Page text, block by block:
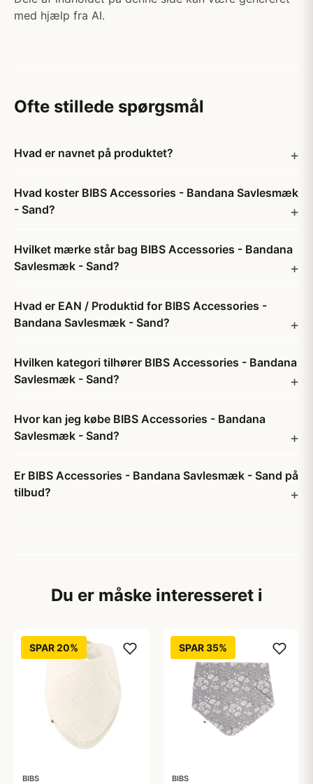
med hjælp fra AI.
Ofte stillede spørgsmål
Hvad er navnet på produktet?
Hvad koster BIBS Accessories - Bandana Savlesmæk
- Sand?
Hvilket mærke står bag BIBS Accessories - Bandana
Savlesmæk - Sand?
Hvad er EAN / Produktid for BIBS Accessories -
Bandana Savlesmæk - Sand?
Hvilken kategori tilhører BIBS Accessories - Bandana
Savlesmæk - Sand?
Hvor kan jeg købe BIBS Accessories - Bandana
Savlesmæk - Sand?
Er BIBS Accessories - Bandana Savlesmæk - Sand på
tilbud?
Du er måske interesseret i
SPAR 20%
BIBS
SPAR 35%
BIBS